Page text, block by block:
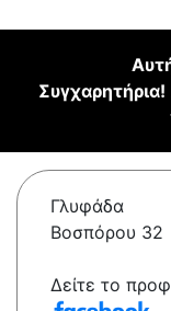
Συγχαρητήρια!
Γλυφάδα
Βοσπόρου 32
Δείτε το